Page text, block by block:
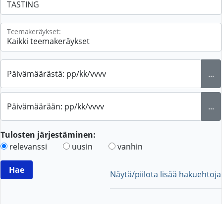
Teemakeräykset:
Päivämäärästä: pp/kk/vvvv ...
Päivämäärään: pp/kk/vvvv ...
Tulosten järjestäminen:
relevanssi
uusin vanhin
Näytä/piilota lisää hakuehtoja